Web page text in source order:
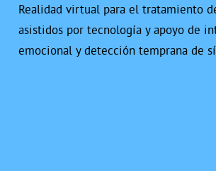
Realidad virtual para el tratamiento
asistidos por tecnología y apoyo de
emocional y detección temprana de